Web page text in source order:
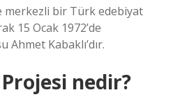
merkezli bir Türk edebiyat
15 Ocak 1972’de
Ahmet Kabaklı’dır.
nedir?